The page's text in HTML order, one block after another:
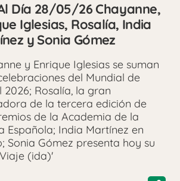
Día 28/05/26 Chayanne,
Iglesias, Rosalía, India
y Sonia Gómez
y Enrique Iglesias se suman
del Mundial de
2026; Rosalía, la gran
de la tercera edición de
de la Academia de la
Española; India Martínez en
Sonia Gómez presenta hoy su
Viaje (ida)'